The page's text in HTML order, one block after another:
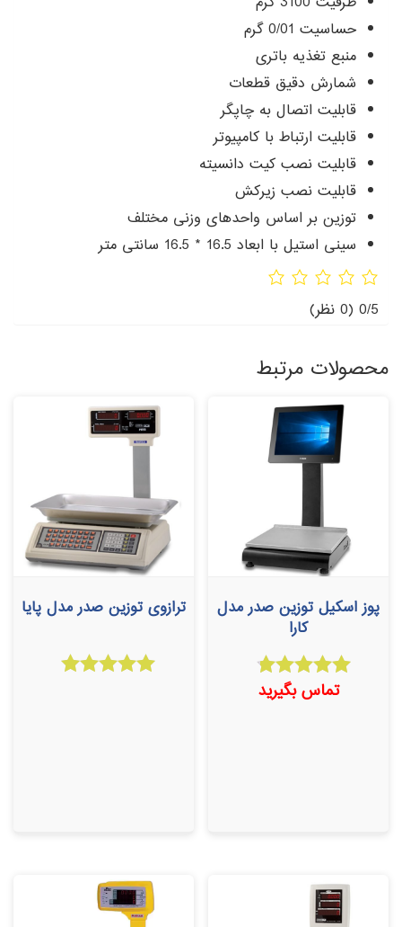
حساسیت 0/01 گرم
منبع تغذیه باتری
شمارش دقیق قطعات
قابلیت اتصال به چاپگر
قابلیت ارتباط با کامپیوتر
قابلیت نصب کیت دانسیته
قابلیت نصب زیرکش
توزین بر اساس واحدهای وزنی مختلف
سینی استیل با ابعاد 16.5 * 16.5 سانتی متر
0/5 (0 نظر)
محصولات مرتبط
پوز اسکیل توزین صدر مدل
کارا
امتیاز
4.33
تماس بگیرید
ترازوی توزین صدر مدل پایا